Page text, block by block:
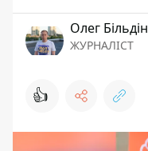
Олег Більдін
ЖУРНАЛІСТ
👍